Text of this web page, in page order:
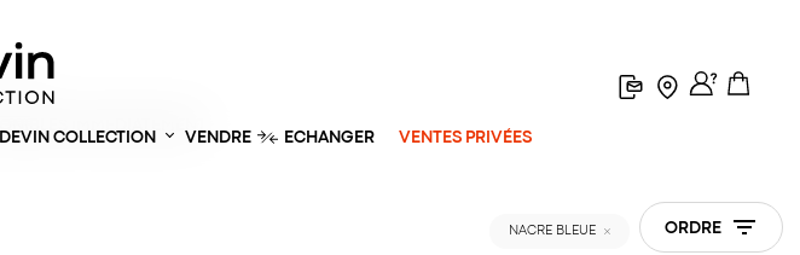
DEVIN COLLECTION VENDRE ECHANGER VENTES PRIVÉES
NACRE BLEUE ORDRE